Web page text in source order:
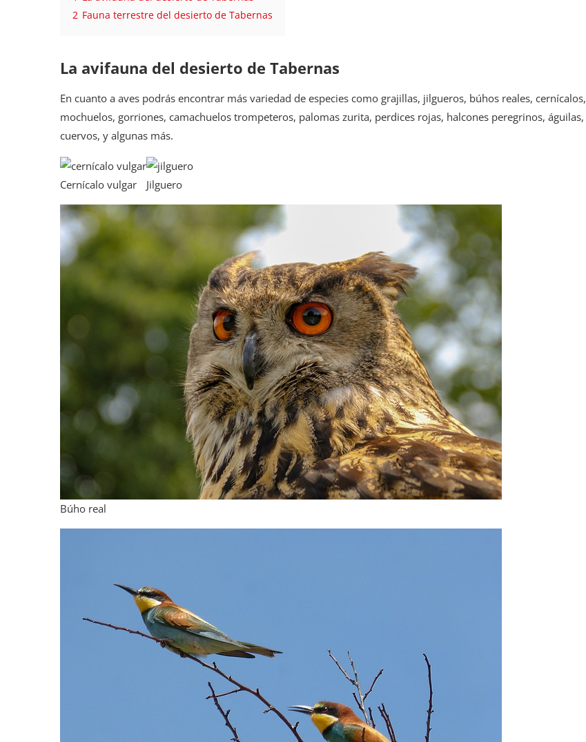
2 Fauna terrestre del desierto de Tabernas
La avifauna del desierto de Tabernas
En cuanto a aves podrás encontrar más variedad de especies como grajillas, jilgueros, búhos reales, cernícalos,
mochuelos, gorriones, camachuelos trompeteros, palomas zurita, perdices rojas, halcones peregrinos, águilas,
cuervos, y algunas más.
Cernícalo vulgar Jilguero
Búho real